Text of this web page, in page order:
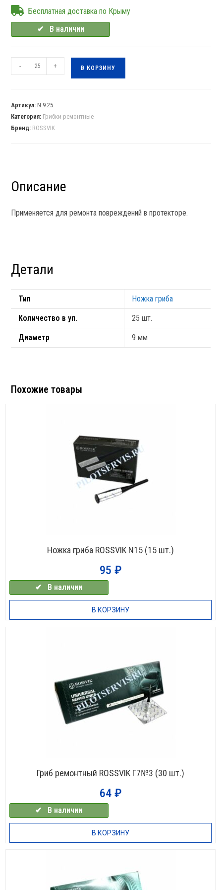
Бесплатная доставка по Крыму
✔⠀В наличии
- + В КОРЗИНУ
Артикул:N.9.25.
Категория: Грибки ремонтные
Бренд: ROSSVIK
Описание
Применяется для ремонта повреждений в протекторе.
Детали
Тип Ножка гриба
Количество в уп. 25 шт.
Диаметр 9 мм
Похожие товары
Ножка гриба ROSSVIK N15 (15 шт.)
95 ₽
✔⠀В наличии
В КОРЗИНУ
Гриб ремонтный ROSSVIK Г7№3 (30 шт.)
64 ₽
✔⠀В наличии
В КОРЗИНУ